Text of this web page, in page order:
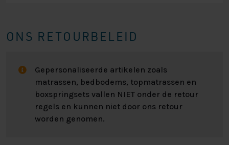
Op onze webshop kunt u kiezen uit 2 stofsoorten, dit
zijn onze meest verkochten stoffen. U heeft de keuze
kiezen uit een makkelijk afneembare stof genaamd:
Preston. Wilt u meerdere stoffen bekijken van andere
stofstalen, dan kunt u langs gaan in een van onze
winkels. U kunt altijd de kleur bestellen zoals
afgebeeld op de foto, deze zetten wij er als keuze in.
ONS RETOURBELEID
Gepersonaliseerde artikelen zoals
matrassen, bedbodems, topmatrassen en
boxspringsets vallen NIET onder de retour
regels en kunnen niet door ons retour
worden genomen.